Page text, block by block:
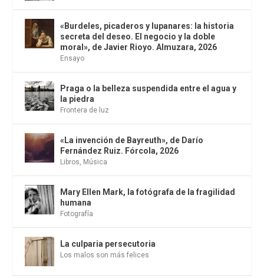
«Burdeles, picaderos y lupanares: la historia
secreta del deseo. El negocio y la doble
moral», de Javier Rioyo. Almuzara, 2026
Ensayo
Praga o la belleza suspendida entre el agua y
la piedra
Frontera de luz
«La invención de Bayreuth», de Darío
Fernández Ruiz. Fórcola, 2026
Libros Música
Mary Ellen Mark, la fotógrafa de la fragilidad
humana
Fotografía
La culparia persecutoria
Los malos son más felices